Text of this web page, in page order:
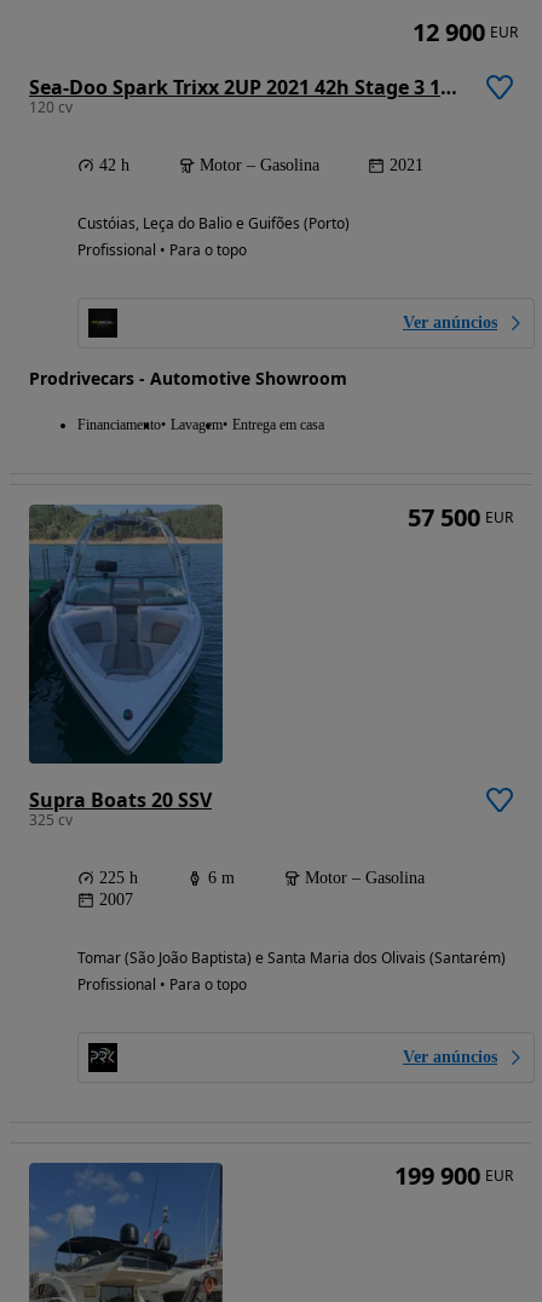
Sea-Doo Spark Trixx 2UP 2021 42h Stage 3 120cv Riva / Worx / Solas
120 cv
42 h Motor – Gasolina 2021
Custóias, Leça do Balio e Guifões (Porto)
Profissional • Para o topo
Ver anúncios
Prodrivecars - Automotive Showroom
Financiamento Lavagem Entrega em casa
12 900 EUR
Supra Boats 20 SSV
325 cv
225 h 6 m
Motor – Gasolina
2007
Tomar (São João Baptista) e Santa Maria dos Olivais (Santarém)
Profissional • Para o topo
Ver anúncios
57 500 EUR
199 900 EUR